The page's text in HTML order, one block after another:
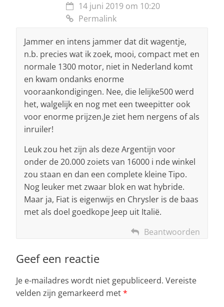
14 juni 2019 om 10:20
Permalink
Jammer en intens jammer dat dit wagentje,
n.b. precies wat ik zoek, mooi, compact met en
normale 1300 motor, niet in Nederland komt
en kwam ondanks enorme
vooraankondigingen. Nee, die lelijke500 werd
het, walgelijk en nog met een tweepitter ook
voor enorme prijzen.Je ziet hem nergens of als
inruiler!
Leuk zou het zijn als deze Argentijn voor
onder de 20.000 zoiets van 16000 i nde winkel
zou staan en dan een complete kleine Tipo.
Nog leuker met zwaar blok en wat hybride.
Maar ja, Fiat is eigenwijs en Chrysler is de baas
met als doel goedkope Jeep uit Italië.
Beantwoorden
Geef een reactie
Je e-mailadres wordt niet gepubliceerd. Vereiste
velden zijn gemarkeerd met*